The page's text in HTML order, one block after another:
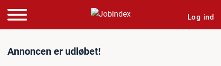
Log ind
Jobannonce: Senior
Annoncen er udløbet!